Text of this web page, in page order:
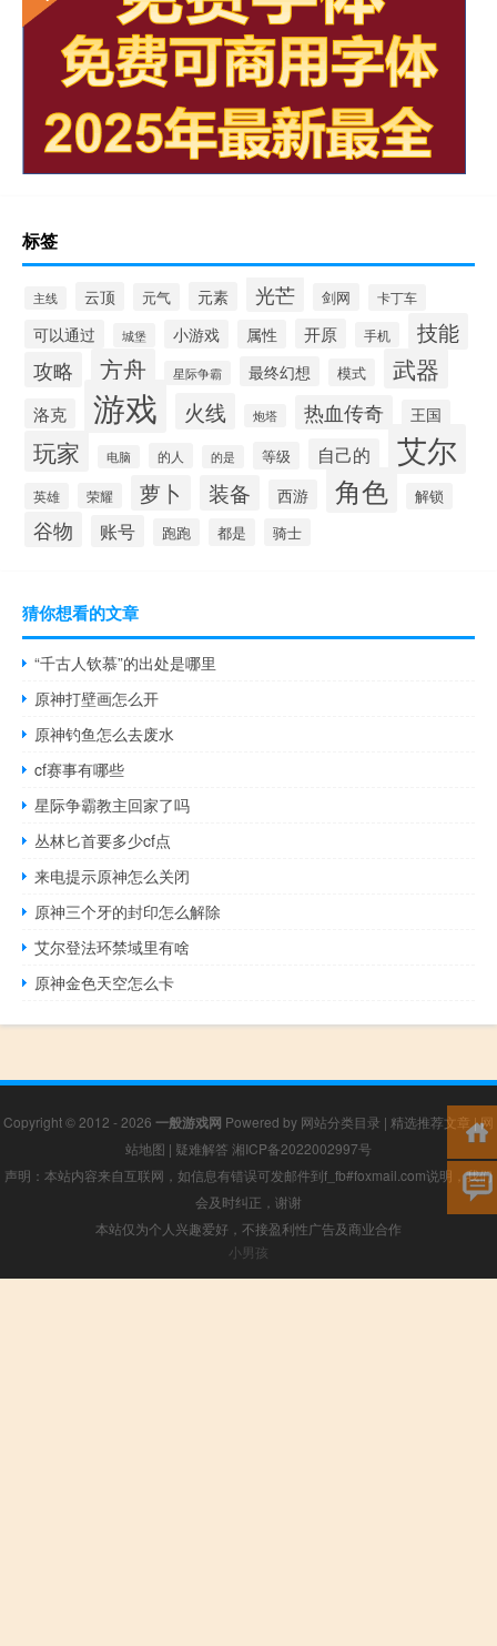
标签
主线 云顶 元气 元素 光芒 剑网 卡丁车
可以通过 城堡 小游戏 属性 开原 手机 技能
攻略 方舟 星际争霸 最终幻想 模式 武器
洛克 游戏 火线 炮塔 热血传奇 王国
玩家 电脑 的人 的是 等级 自己的 艾尔
英雄 荣耀 萝卜 装备 西游 角色 解锁
谷物 账号 跑跑 都是 骑士
猜你想看的文章
“千古人钦慕”的出处是哪里
原神打壁画怎么开
原神钓鱼怎么去废水
cf赛事有哪些
星际争霸教主回家了吗
丛林匕首要多少cf点
来电提示原神怎么关闭
原神三个牙的封印怎么解除
艾尔登法环禁域里有啥
原神金色天空怎么卡
Copyright © 2012 - 2026 一般游戏网 Powered by 网站分类目录 | 精选推荐文章 |网
站地图 | 疑难解答 湘ICP备2022002997号
声明：本站内容来自互联网，如信息有错误可发邮件到f_fb#foxmail.com说明，我们
会及时纠正，谢谢
本站仅为个人兴趣爱好，不接盈利性广告及商业合作
小男孩